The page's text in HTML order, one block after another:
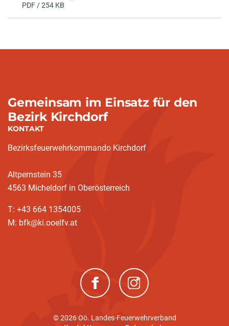
PDF / 254 KB
Gemeinsam im Einsatz für den
Bezirk Kirchdorf
KONTAKT
Bezirksfeuerwehrkommando Kirchdorf
Altpernstein 35
4563 Micheldorf in Oberösterreich
T: +43 664 1354005
M: bfk@ki.ooelfv.at
(neues Fenster)(neues Fenster)
© 2026 Oö. Landes-Feuerwehrverband